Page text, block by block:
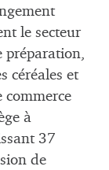
le secteur
préparation,
céréales et
commerce
à
37
de